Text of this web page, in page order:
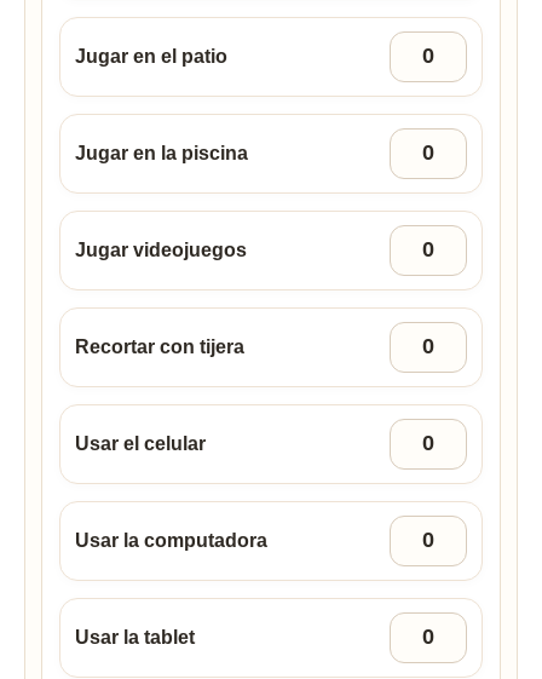
Jugar en el patio
Jugar en la piscina
Jugar videojuegos
Recortar con tijera
Usar el celular
Usar la computadora
Usar la tablet